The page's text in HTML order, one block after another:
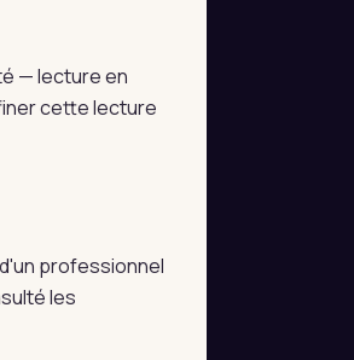
— lecture en
cette lecture
professionnel
les